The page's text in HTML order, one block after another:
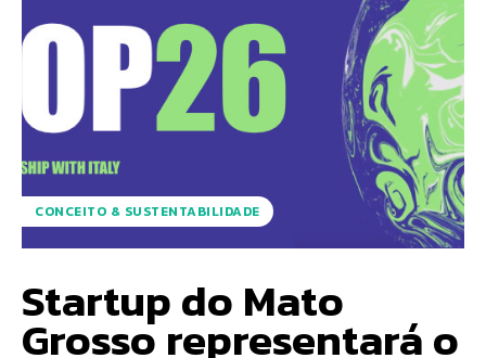
CONCEITO & SUSTENTABILIDADE
Startup do Mato
Grosso representará o